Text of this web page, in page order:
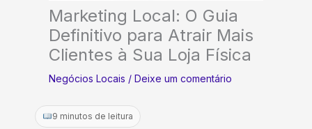
Marketing Local: O Guia
Definitivo para Atrair Mais
Clientes à Sua Loja Física
Negócios Locais / Deixe um comentário
9 minutos de leitura